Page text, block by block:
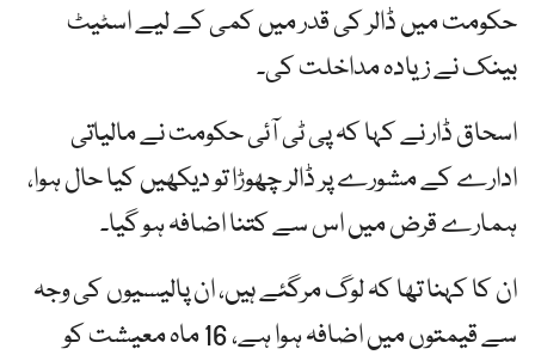
حکومت میں ڈالر کی قدر میں کمی کے لیے اسٹیٹ
بینک نے زیادہ مداخلت کی۔
اسحاق ڈار نے کہا کہ پی ٹی آئی حکومت نے مالیاتی
ادارے کے مشورے پر ڈالر چھوڑا تو دیکھیں کیا حال ہوا،
ہمارے قرض میں اس سے کتنا اضافہ ہو گیا۔
ان کا کہنا تھا کہ لوگ مرگئے ہیں، ان پالیسیوں کی وجہ
سے قیمتوں میں اضافہ ہوا ہے، 16 ماہ معیشت کو